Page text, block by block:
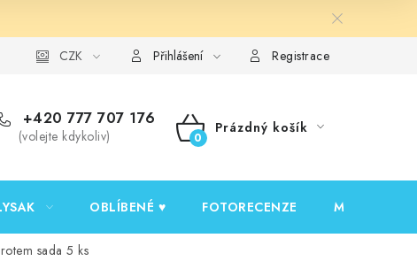
ochrany osobních údajů Ověřování recenzí
CZK Přihlášení Registrace
+420 777 707 176
(volejte kdykoliv)
NÁKUPNÍ
Prázdný košík
OBLÍBENÉ ♥️ FOTORECENZE MOJE
sada 5 ks